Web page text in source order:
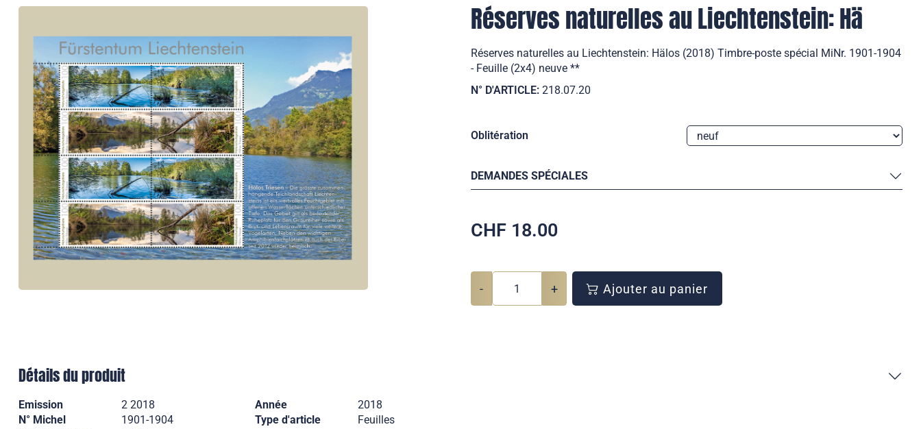
Réserves naturelles au Liechtenstein: Hä
Réserves naturelles au Liechtenstein: Hälos (2018) Timbre-poste spécial MiNr. 1901-1904
- Feuille (2x4) neuve **
N° D'ARTICLE: 218.07.20
Oblitération
DEMANDES SPÉCIALES
CHF 18.00
- + Ajouter au panier
Détails du produit
Emission 2 2018 Année
2018
N° Michel
1901-1904 Type d'article
Feuilles